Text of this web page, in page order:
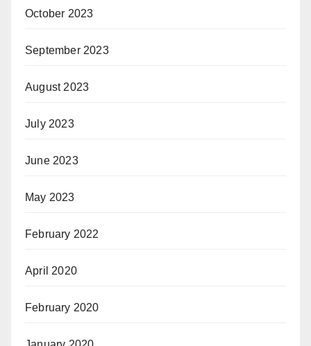
October 2023
September 2023
August 2023
July 2023
June 2023
May 2023
February 2022
April 2020
February 2020